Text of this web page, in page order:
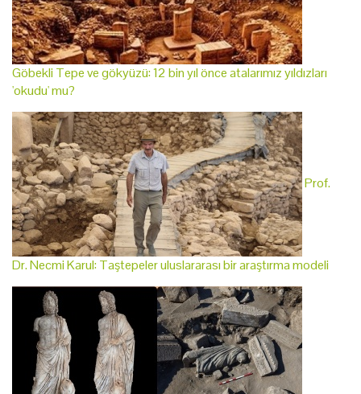
Göbekli Tepe ve gökyüzü: 12 bin yıl önce atalarımız yıldızları
'okudu' mu?
Prof.
Dr. Necmi Karul: Taştepeler uluslararası bir araştırma modeli